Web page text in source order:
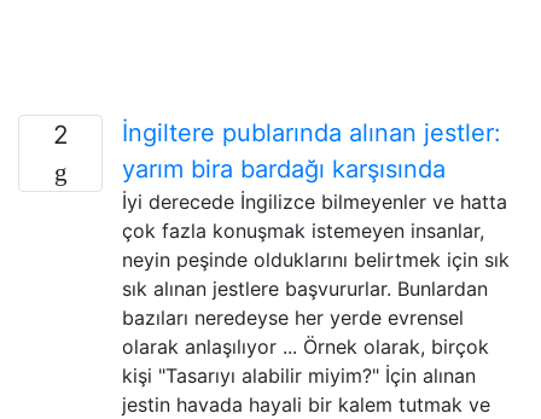
2
İngiltere publarında alınan jestler:
yarım bira bardağı karşısında
İyi derecede İngilizce bilmeyenler ve hatta
çok fazla konuşmak istemeyen insanlar,
neyin peşinde olduklarını belirtmek için sık
sık alınan jestlere başvururlar. Bunlardan
bazıları neredeyse her yerde evrensel
olarak anlaşılıyor ... Örnek olarak, birçok
kişi "Tasarıyı alabilir miyim?" İçin alınan
jestin havada hayali bir kalem tutmak ve